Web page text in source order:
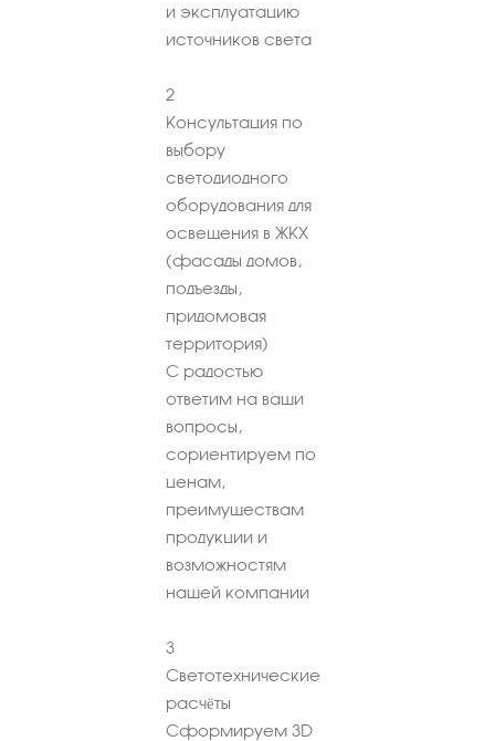
и эксплуатацию
источников света
2
Консультация по
выбору
светодиодного
оборудования для
освещения в ЖКХ
(фасады домов,
подъезды,
придомовая
территория)
С радостью
ответим на ваши
вопросы,
сориентируем по
ценам,
преимуществам
продукции и
возможностям
нашей компании
3
Светотехнические
расчёты
Сформируем 3D